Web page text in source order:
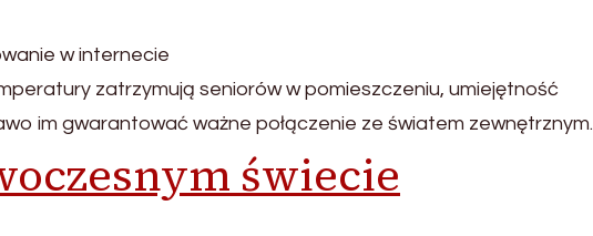
w internecie
zatrzymują seniorów w pomieszczeniu, umiejętność
im gwarantować ważne połączenie ze światem zewnętrznym.
świecie